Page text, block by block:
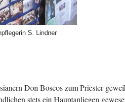
S. Lindner
Don Boscos zum Priester
stets ein Hauptanliegen